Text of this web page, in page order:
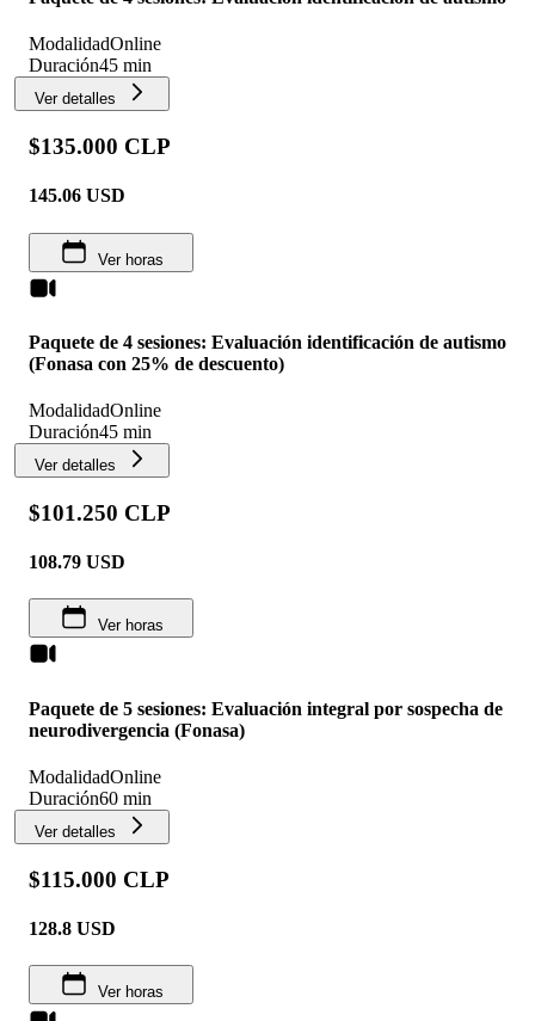
ModalidadOnline
Duración45 min
Ver detalles
$135.000 CLP
145.06 USD
Ver horas
Paquete de 4 sesiones: Evaluación identificación de autismo
(Fonasa con 25% de descuento)
ModalidadOnline
Duración45 min
Ver detalles
$101.250 CLP
108.79 USD
Ver horas
Paquete de 5 sesiones: Evaluación integral por sospecha de
neurodivergencia (Fonasa)
ModalidadOnline
Duración60 min
Ver detalles
$115.000 CLP
128.8 USD
Ver horas